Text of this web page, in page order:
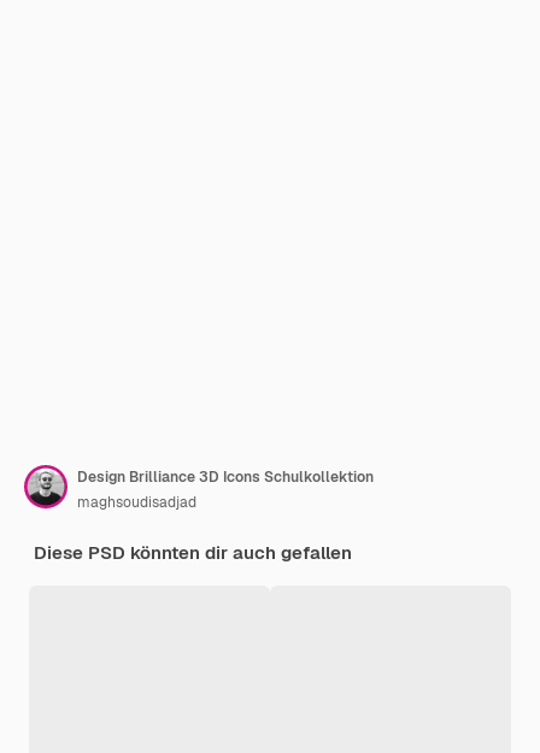
Design Brilliance 3D Icons Schulkollektion
maghsoudisadjad
Diese PSD könnten dir auch gefallen